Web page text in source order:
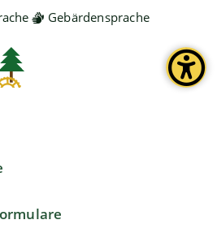
Gebärdensprache